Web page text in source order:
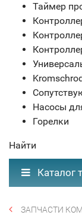
Таймер
Насосы
Горелки
Найти
Каталог
ЗАПЧАСТИ